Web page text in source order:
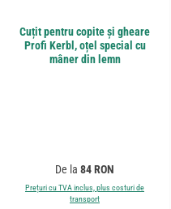
Cuțit pentru copite și gheare
Profi Kerbl, oțel special cu
mâner din lemn
Preț obișnuit:
De la 84 RON
Prețuri cu TVA inclus, plus costuri de
transport